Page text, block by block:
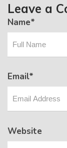
Leave a
Name*
Email*
Website